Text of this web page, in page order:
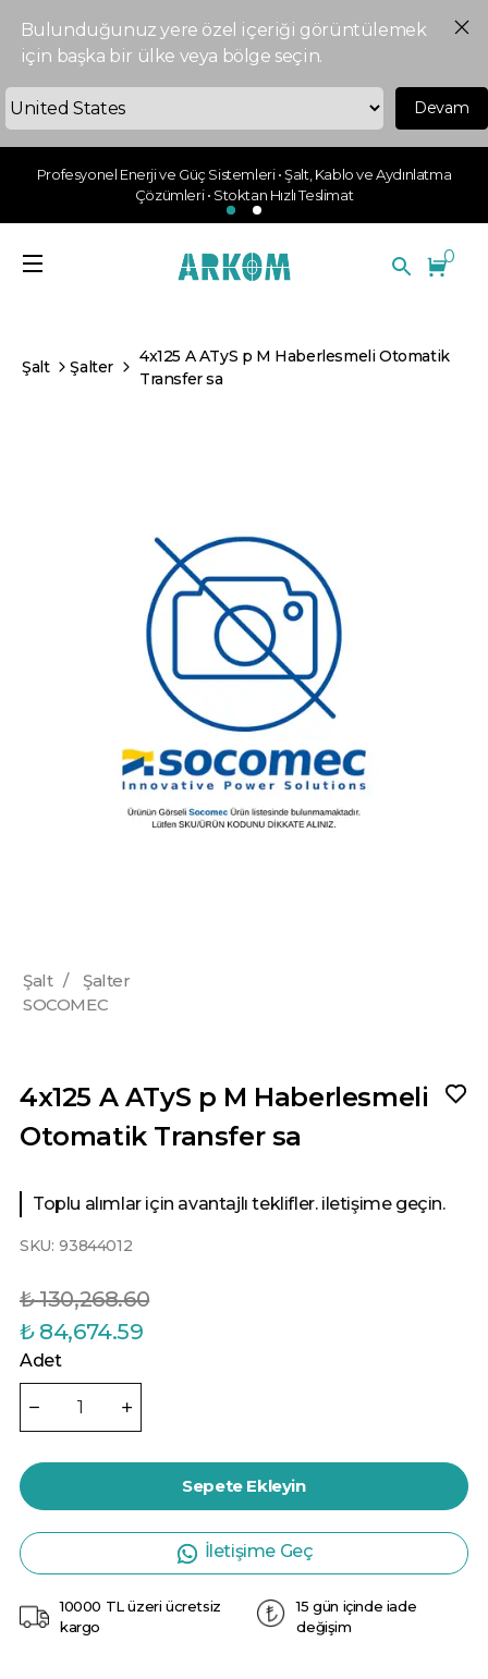
Bulunduğunuz yere özel içeriği görüntülemek
için başka bir ülke veya bölge seçin.
Devam
Profesyonel Enerji ve Güç Sistemleri • Şalt, Kablo ve Aydınlatma
Çözümleri • Stoktan Hızlı Teslimat
0
Şalt Şalter
4x125 A ATyS p M Haberlesmeli Otomatik
Transfer sa
Şalt /
Şalter
SOCOMEC
4x125 A ATyS p M Haberlesmeli
Otomatik Transfer sa
Toplu alımlar için avantajlı teklifler. iletişime geçin.
SKU: 93844012
₺ 130,268.60
₺ 84,674.59
Adet
Sepete Ekleyin
İletişime Geç
10000 TL üzeri ücretsiz
kargo
15 gün içinde iade
değişim